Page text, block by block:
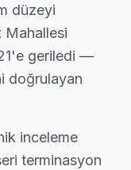
televizyon ünitesi
Teşhis ve
ve bakımında
düzeyi
Mahallesi
geriledi —
doğrulayan
inceleme
terminasyon